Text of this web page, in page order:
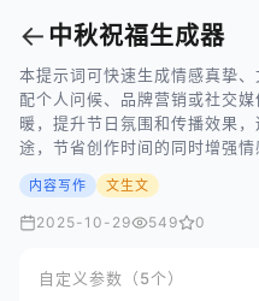
← 中秋祝福生成器
本提示词可快速生成情感真挚
配个人问候、品牌营销或社交
暖，提升节日氛围和传播效果
途，节省创作时间的同时增强情
内容写作 文生文
2025-10-29 549 0
自定义参数（5个）